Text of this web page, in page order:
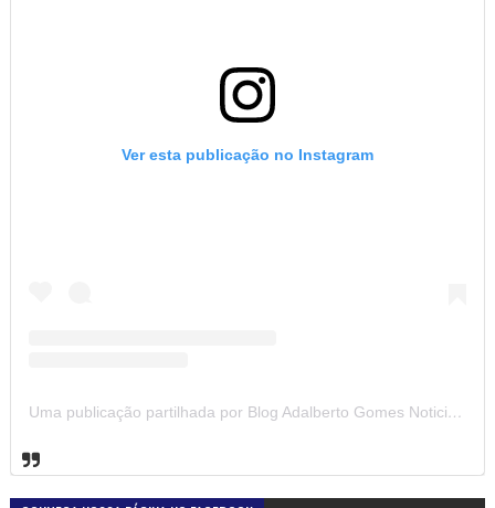
Ver esta publicação no Instagram
Uma publicação partilhada por Blog Adalberto Gomes Noticias (@blogadalbertogomesnoticiass)